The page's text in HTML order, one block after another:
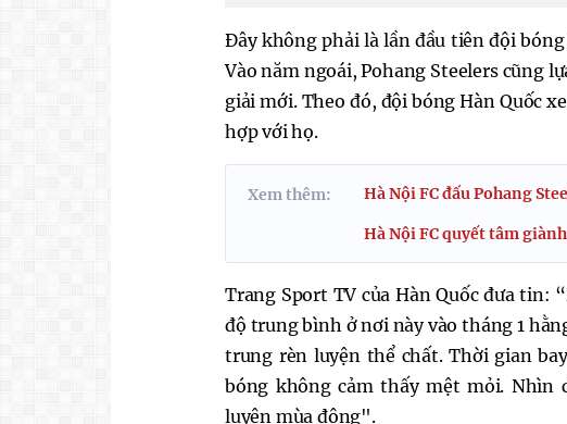
Đây không phải là lần đầu tiên đội
Vào năm ngoái, Pohang Steelers cũng
giải mới. Theo đó, đội bóng Hàn Quốc
hợp với họ.
Xem thêm: Hà Nội FC đấu Pohang
Hà Nội FC quyết tâm
Trang Sport TV của Hàn Quốc đưa tin:
độ trung bình ở nơi này vào tháng 1
trung rèn luyện thể chất. Thời gian
bóng không cảm thấy mệt mỏi. Nhìn
luyện mùa đông".